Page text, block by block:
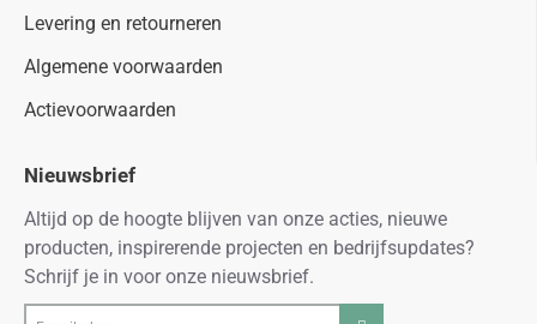
Levering en retourneren
Algemene voorwaarden
Actievoorwaarden
Nieuwsbrief
Altijd op de hoogte blijven van onze acties, nieuwe
producten, inspirerende projecten en bedrijfsupdates?
Schrijf je in voor onze nieuwsbrief.